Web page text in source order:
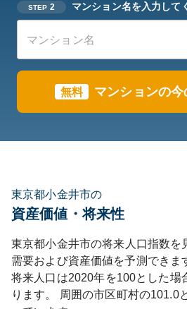
STEP 2 マンション名を入力して
無料 マンションの
東京都小金井市の
資産価値・将来性
東京都小金井市の将来人口指数を
需要および資産価値を予測できま
将来人口は2020年を100とした場
ります。
周囲の市区町村の101.0